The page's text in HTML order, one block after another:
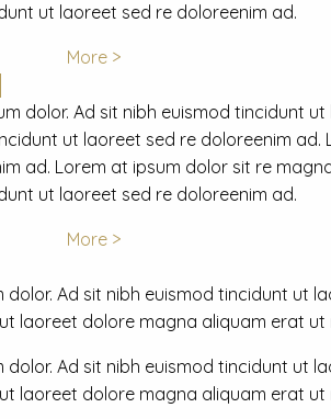
ut laoreet sed re doloreenim ad.
More >
dolor. Ad sit nibh euismod tincidunt
ut laoreet sed re doloreenim
ad. Lorem at ipsum dolor sit re
ut laoreet sed re doloreenim ad.
More >
Ad sit nibh euismod tincidunt ut
laoreet dolore magna aliquam erat
Ad sit nibh euismod tincidunt ut
laoreet dolore magna aliquam erat